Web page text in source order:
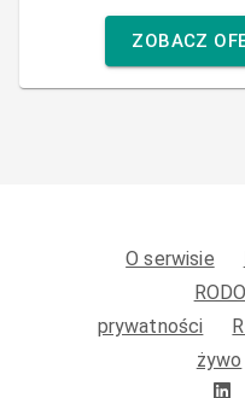
ZOBACZ
O serwisie
RODO
prywatności
żywo